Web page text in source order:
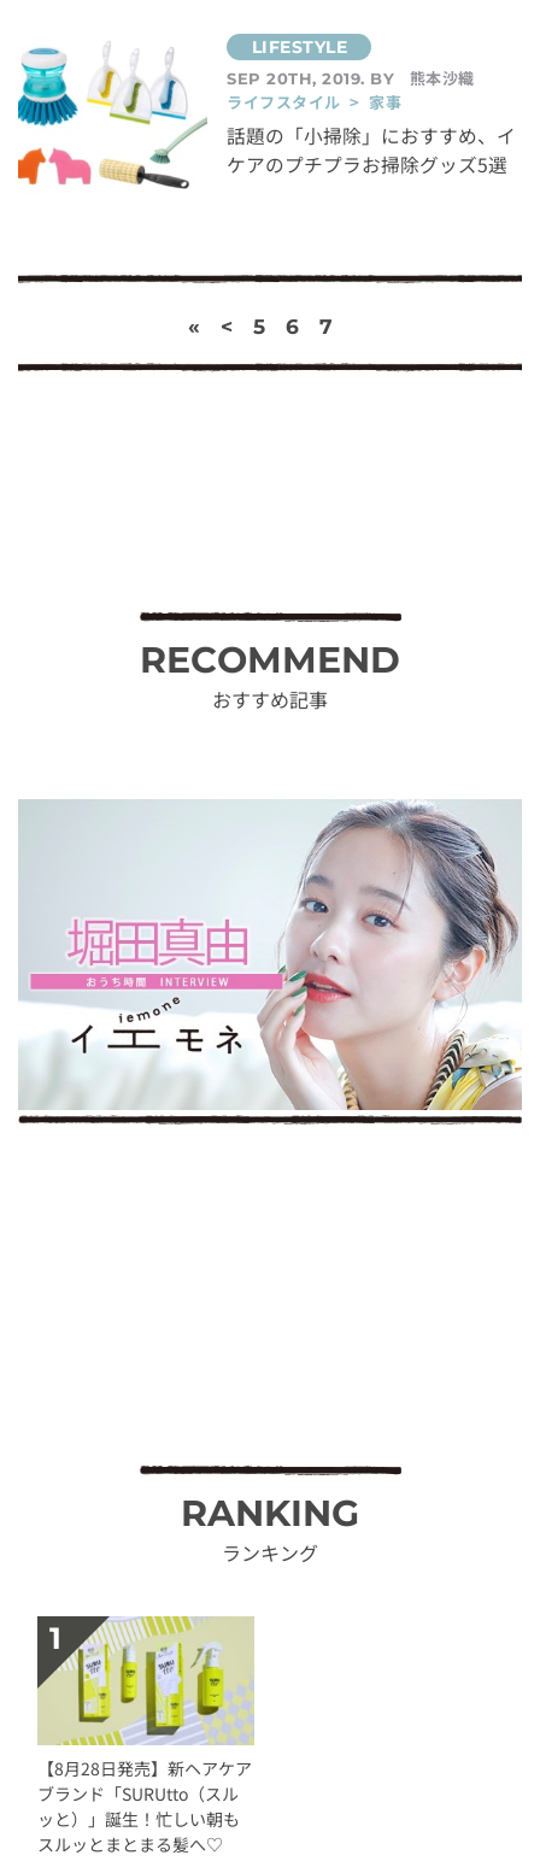
SEP 20TH, 2019. BY
熊本沙織
ライフスタイル > 家事
話題の「小掃除」におすすめ、イ
ケアのプチプラお掃除グッズ5選
« < 5 6 7
RECOMMEND
おすすめ記事
RANKING
ランキング
【8月28日発売】新ヘアケア
ブランド「SURUtto（スル
ッと）」誕生！忙しい朝も
スルッとまとまる髪へ♡